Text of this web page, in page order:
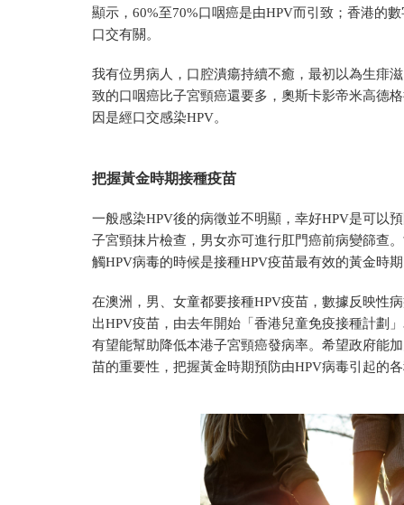
顯示，60%至70%口咽癌是由HPV而引致；香港的
口交有關。
我有位男病人，口腔潰瘍持續不癒，最初以為生痱
致的口咽癌比子宮頸癌還要多，奧斯卡影帝米高德
因是經口交感染HPV。
把握黃金時期接種疫苗
一般感染HPV後的病徵並不明顯， 幸好HPV是可以
子宮頸抹片檢查，男女亦可進行肛門癌前病變篩查。
觸HPV病毒的時候是接種HPV疫苗最有效的黃金時
在澳洲，男、女童都要接種HPV疫苗，數據反映性
出HPV疫苗，由去年開始「香港兒童免疫接種計劃
有望能幫助降低本港子宮頸癌發病率。希望政府能
苗的重要性，把握黃金時期預防由HPV病毒引起的